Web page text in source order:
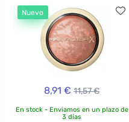
Nuevo
8,91 € 11,57 €
En stock - Enviamos en un plazo de
3 días